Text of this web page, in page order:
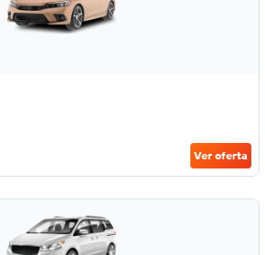
Ver oferta